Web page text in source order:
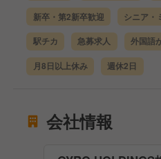
新卒・第2新卒歓迎 シニア・
駅チカ 急募求人 外国語
月8日以上休み 週休2日
会社情報